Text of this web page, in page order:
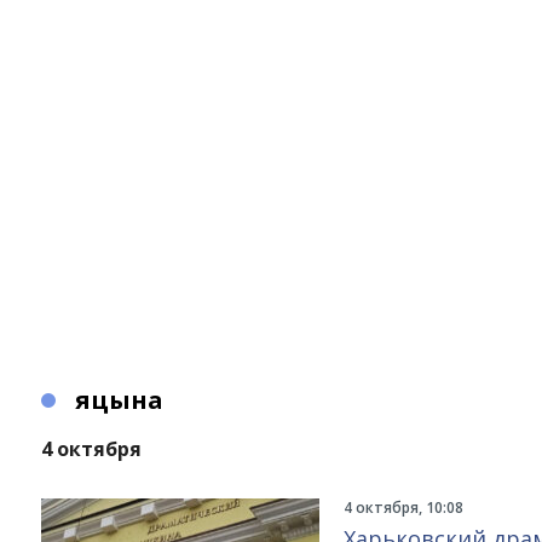
яцына
4 октября
4 октября, 10:08